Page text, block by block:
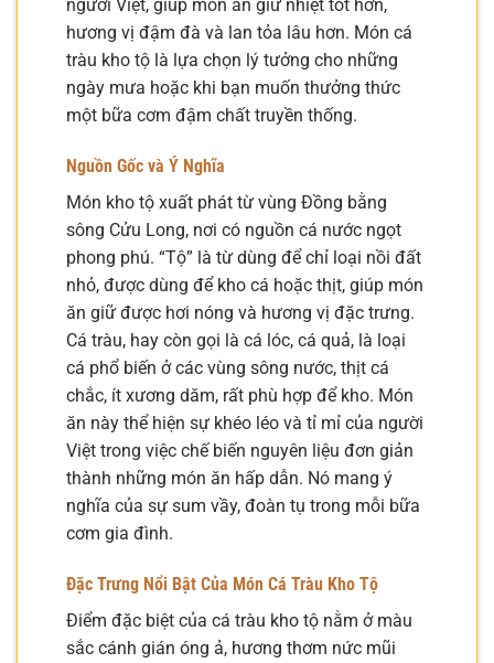
người Việt, giúp món ăn giữ nhiệt tốt hơn,
hương vị đậm đà và lan tỏa lâu hơn. Món cá
tràu kho tộ là lựa chọn lý tưởng cho những
ngày mưa hoặc khi bạn muốn thưởng thức
một bữa cơm đậm chất truyền thống.
Nguồn Gốc và Ý Nghĩa
Món kho tộ xuất phát từ vùng Đồng bằng
sông Cửu Long, nơi có nguồn cá nước ngọt
phong phú. “Tộ” là từ dùng để chỉ loại nồi đất
nhỏ, được dùng để kho cá hoặc thịt, giúp món
ăn giữ được hơi nóng và hương vị đặc trưng.
Cá tràu, hay còn gọi là cá lóc, cá quả, là loại
cá phổ biến ở các vùng sông nước, thịt cá
chắc, ít xương dăm, rất phù hợp để kho. Món
ăn này thể hiện sự khéo léo và tỉ mỉ của người
Việt trong việc chế biến nguyên liệu đơn giản
thành những món ăn hấp dẫn. Nó mang ý
nghĩa của sự sum vầy, đoàn tụ trong mỗi bữa
cơm gia đình.
Đặc Trưng Nổi Bật Của Món Cá Tràu Kho Tộ
Điểm đặc biệt của cá tràu kho tộ nằm ở màu
sắc cánh gián óng ả, hương thơm nức mũi